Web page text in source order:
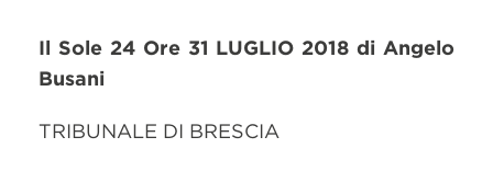
Il Sole 24 Ore 31 LUGLIO 2018 di Angelo
Busani
TRIBUNALE DI BRESCIA